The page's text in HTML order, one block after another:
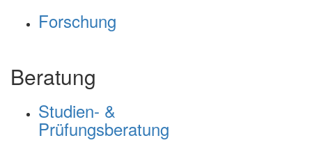
Forschung
Beratung
Studien- &
Prüfungsberatung